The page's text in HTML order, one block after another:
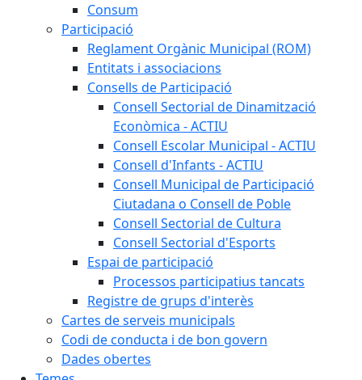
Consum
Participació
Reglament Orgànic Municipal (ROM)
Entitats i associacions
Consells de Participació
Consell Sectorial de Dinamització
Econòmica - ACTIU
Consell Escolar Municipal - ACTIU
Consell d'Infants - ACTIU
Consell Municipal de Participació
Ciutadana o Consell de Poble
Consell Sectorial de Cultura
Consell Sectorial d'Esports
Espai de participació
Processos participatius tancats
Registre de grups d'interès
Cartes de serveis municipals
Codi de conducta i de bon govern
Dades obertes